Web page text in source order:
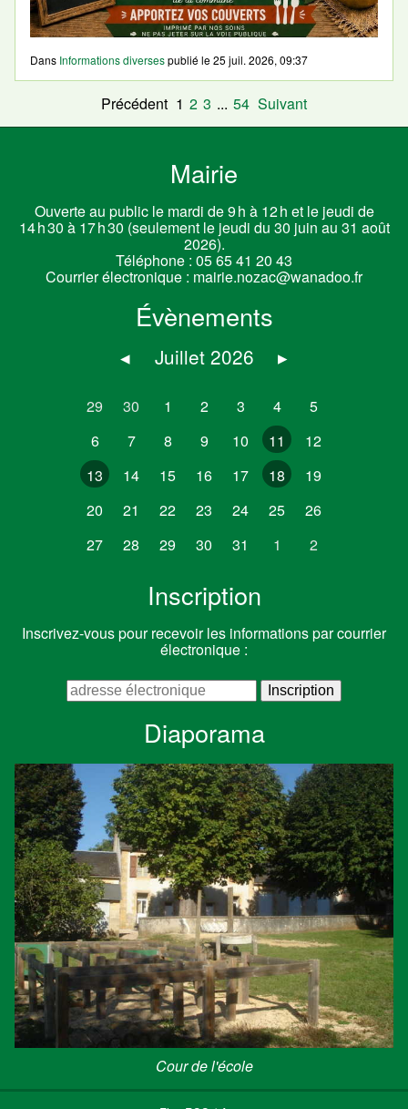
Dans Informations diversespublié le25 juil. 2026, 09:37
Précédent 1 2 3 ... 54 Suivant
Mairie
Ouverte au public le mardi de 9 h à 12 h et le jeudi de
14 h 30 à 17 h 30 (seulement le jeudi du 30 juin au 31 août
2026).
Téléphone : 05 65 41 20 43
Courrier électronique : mairie.nozac@wanadoo.fr
Évènements
◂ Juillet 2026 ▸
29 30 1 2 3 4
5
6
7 8 9 10 11
12
13
14 15 16 17 18
19
20
21 22 23 24 25
26
27
28 29 30 31 1 2
Inscription
Inscrivez-vous pour recevoir les informations par courrier
électronique :
Diaporama
Cour de l'école